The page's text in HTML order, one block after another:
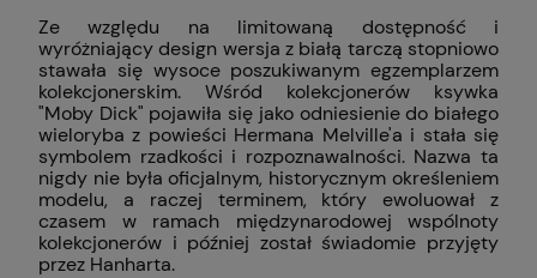
Ze względu na limitowaną dostępność i
wyróżniający design wersja z białą tarczą stopniowo
stawała się wysoce poszukiwanym egzemplarzem
kolekcjonerskim. Wśród kolekcjonerów ksywka
"Moby Dick" pojawiła się jako odniesienie do białego
wieloryba z powieści Hermana Melville'a i stała się
symbolem rzadkości i rozpoznawalności. Nazwa ta
nigdy nie była oficjalnym, historycznym określeniem
modelu, a raczej terminem, który ewoluował z
czasem w ramach międzynarodowej wspólnoty
kolekcjonerów i później został świadomie przyjęty
przez Hanharta.